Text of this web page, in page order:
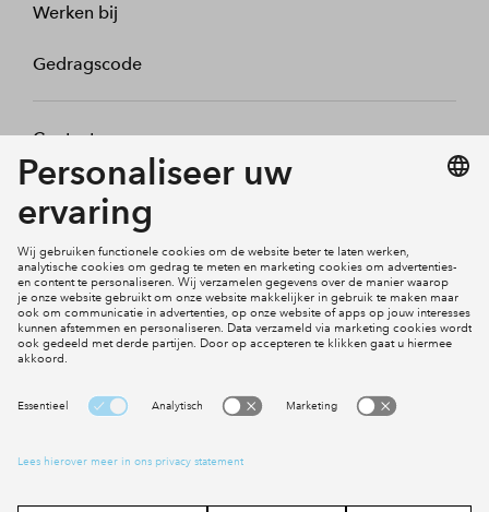
Werken bij
Gedragscode
Contact
Mijn profiel
Social Media
Cookies